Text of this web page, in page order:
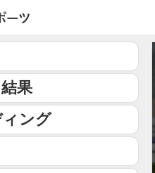
果
ィング